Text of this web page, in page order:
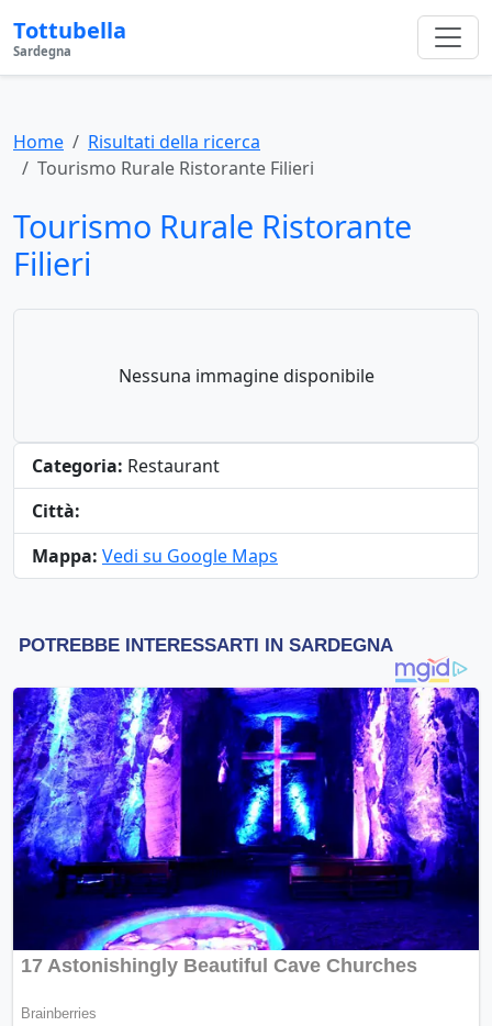
Tottubella
Sardegna
Home
Risultati della ricerca
Tourismo Rurale Ristorante Filieri
Tourismo Rurale Ristorante
Filieri
Nessuna immagine disponibile
Categoria: Restaurant
Città:
Mappa: Vedi su Google Maps